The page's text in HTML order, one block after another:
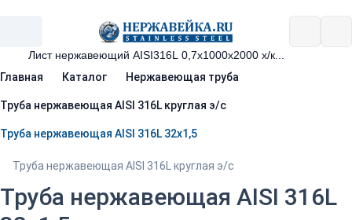
Главная Каталог Нержавеющая труба
Труба нержавеющая AISI 316L круглая э/с
Труба нержавеющая AISI 316L 32х1,5
Труба нержавеющая AISI 316L круглая э/с
Труба нержавеющая AISI 316L